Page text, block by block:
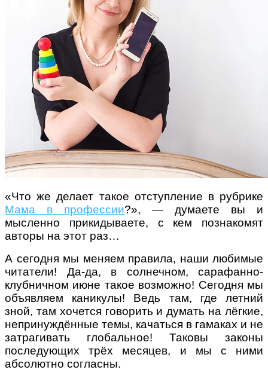
Поради багатодітної мами:
особистісний розвиток в
Ми запитали у зіркових
мам, яка вона - мамаWOW
«Что же делает такое отступление в рубрике
Мама в профессии?», — думаете вы и
мысленно прикидываете, с кем познакомят
авторы на этот раз…
А сегодня мы меняем правила, наши любимые
читатели! Да-да, в солнечном, сарафанно-
клубничном июне такое возможно! Сегодня мы
объявляем каникулы! Ведь там, где летний
зной, там хочется говорить и думать на лёгкие,
непринуждённые темы, качаться в гамаках и не
затрагивать глобальное! Таковы законы
последующих трёх месяцев, и мы с ними
абсолютно согласны.